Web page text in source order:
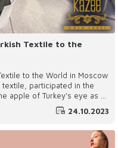
Textile to the
to the World in Moscow
participated in the
apple of Turkey's eye as a
succeeded in
be the most popular at this
24.10.2023